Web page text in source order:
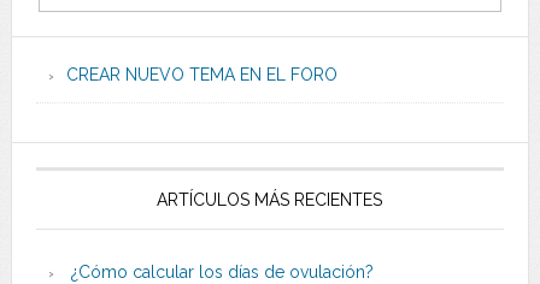
CREAR NUEVO TEMA EN EL FORO
ARTÍCULOS MÁS RECIENTES
¿Cómo calcular los días de ovulación?